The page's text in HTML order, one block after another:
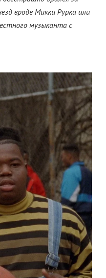
вроде Микки Рурка или
музыканта с